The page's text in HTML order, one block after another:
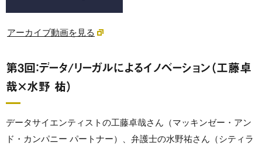
アーカイブ動画を見る
第3回：データ/リーガルによるイノベーション（工藤卓
哉×水野 祐）
データサイエンティストの工藤卓哉さん（マッキンゼー・アン
ド・カンパニー パートナー）、弁護士の水野祐さん（シティラ